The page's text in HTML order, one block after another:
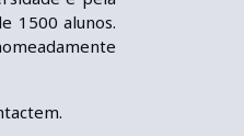
1500 alunos.